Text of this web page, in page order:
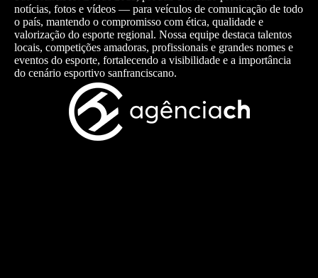
notícias, fotos e vídeos — para veículos de comunicação de todo
o país, mantendo o compromisso com ética, qualidade e
valorização do esporte regional. Nossa equipe destaca talentos
locais, competições amadoras, profissionais e grandes nomes e
eventos do esporte, fortalecendo a visibilidade e a importância
do cenário esportivo sanfranciscano.